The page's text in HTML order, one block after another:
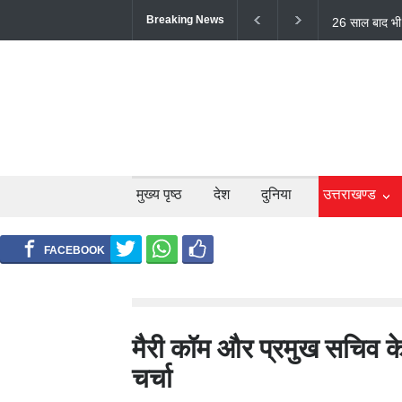
Breaking News
टिहरी में
लोगों की मौत;
मुख्य पृष्ठ देश दुनिया उत्तराखण्ड
मैरी कॉम और प्रमुख सचिव
चर्चा